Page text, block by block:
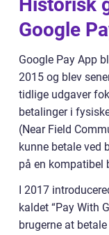
Historisk
Google
Google Pay App
2015 og blev
tidlige udgaver
betalinger i
(Near Field
kunne betale ved
på en kompatibel
I 2017
kaldet “Pay With
brugerne at